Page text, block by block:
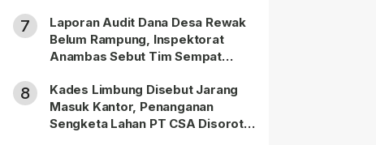
7
Laporan Audit Dana Desa Rewak
Belum Rampung, Inspektorat
Anambas Sebut Tim Sempat
8
Kades Limbung Disebut Jarang
Masuk Kantor, Penanganan
Sengketa Lahan PT CSA Disorot